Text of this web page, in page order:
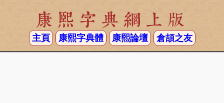
康熙字典網上版
主頁 康熙字典體 康熙論壇 倉頡之友